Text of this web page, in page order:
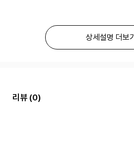
상세설명 더보기
리뷰 (0)